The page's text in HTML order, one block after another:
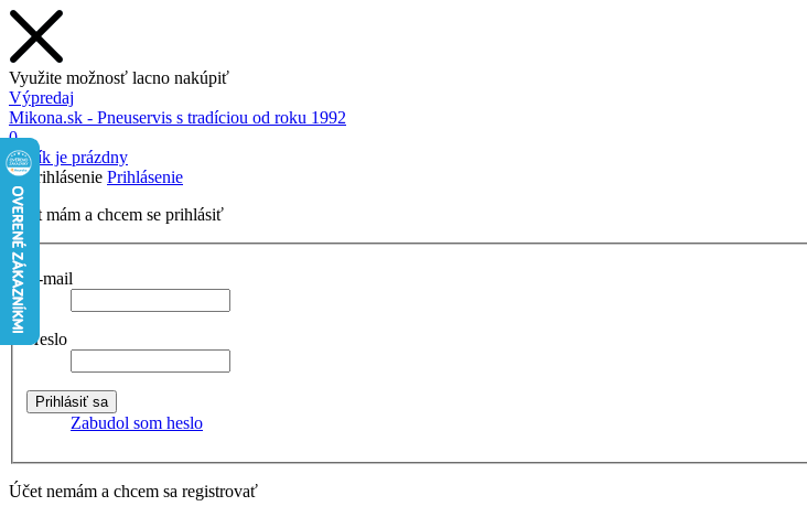
Využite možnosť lacno nakúpiť
Výpredaj
Mikona.sk - Pneuservis s tradíciou od roku 1992
0
Košík je prázdny
Prihlásenie
Účet mám a chcem se prihlásiť
E-mail
Heslo
Zabudol som heslo
Účet nemám a chcem sa registrovať